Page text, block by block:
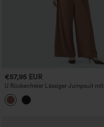
€57,95 EUR
U Rückenfreier Lässiger Jumpsuit mit
Taschen-Easy Peezy Edition